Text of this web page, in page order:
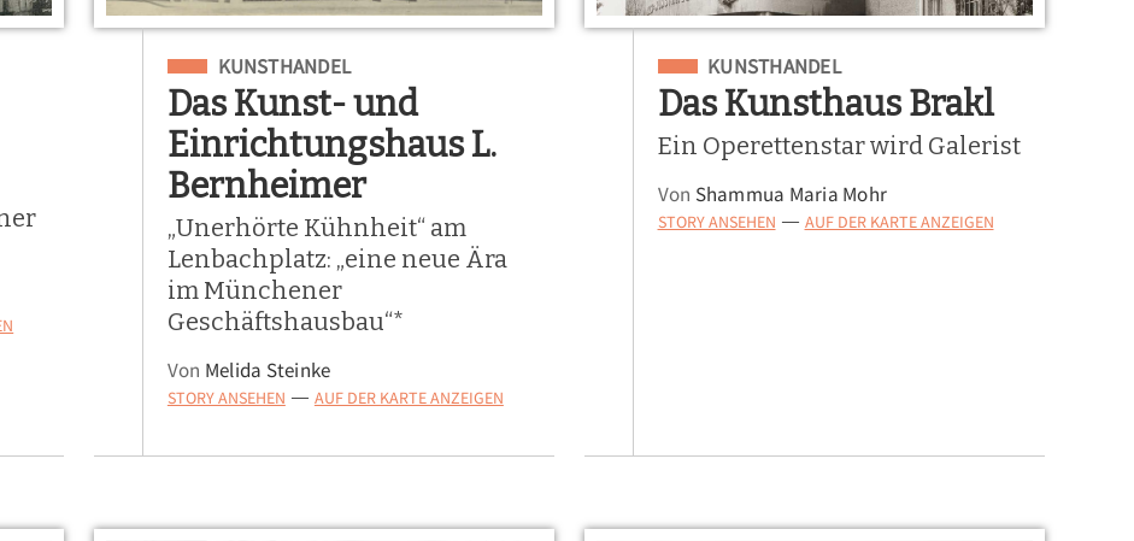
Eingeordnet unter
KUNSTHANDEL
Das Kunst- und
Einrichtungshaus L.
Bernheimer
„Unerhörte Kühnheit“ am
Lenbachplatz: „eine neue Ära
im Münchener
Geschäftshausbau“*
Von Melida Steinke
STORY ANSEHEN — AUF DER KARTE ANZEIGEN
Eingeordnet unter
KUNSTHANDEL
Das Kunsthaus Brakl
Ein Operettenstar wird Galerist
Von Shammua Maria Mohr
STORY ANSEHEN — AUF DER KARTE ANZEIGEN